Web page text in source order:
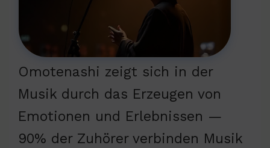
Omotenashi zeigt sich in der
Musik durch das Erzeugen von
Emotionen und Erlebnissen —
90% der Zuhörer verbinden Musik